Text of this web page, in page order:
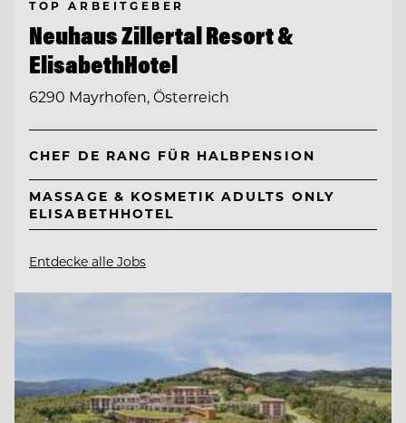
TOP ARBEITGEBER
Neuhaus Zillertal Resort &
ElisabethHotel
6290 Mayrhofen, Österreich
CHEF DE RANG FÜR HALBPENSION
MASSAGE & KOSMETIK ADULTS ONLY
ELISABETHHOTEL
Entdecke alle Jobs